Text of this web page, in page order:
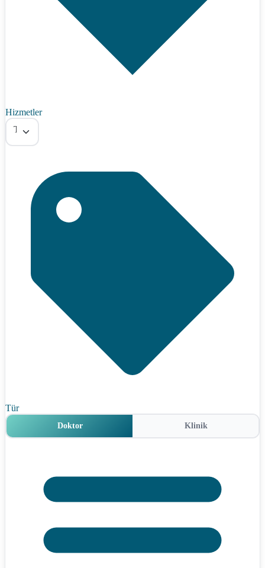
Hizmetler
Tümü
Tür
Doktor Klinik